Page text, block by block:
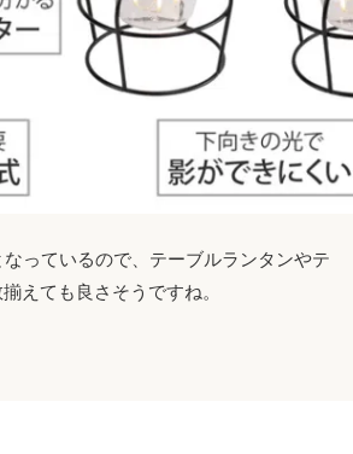
っているので、テーブルランタンやテ
えても良さそうですね。